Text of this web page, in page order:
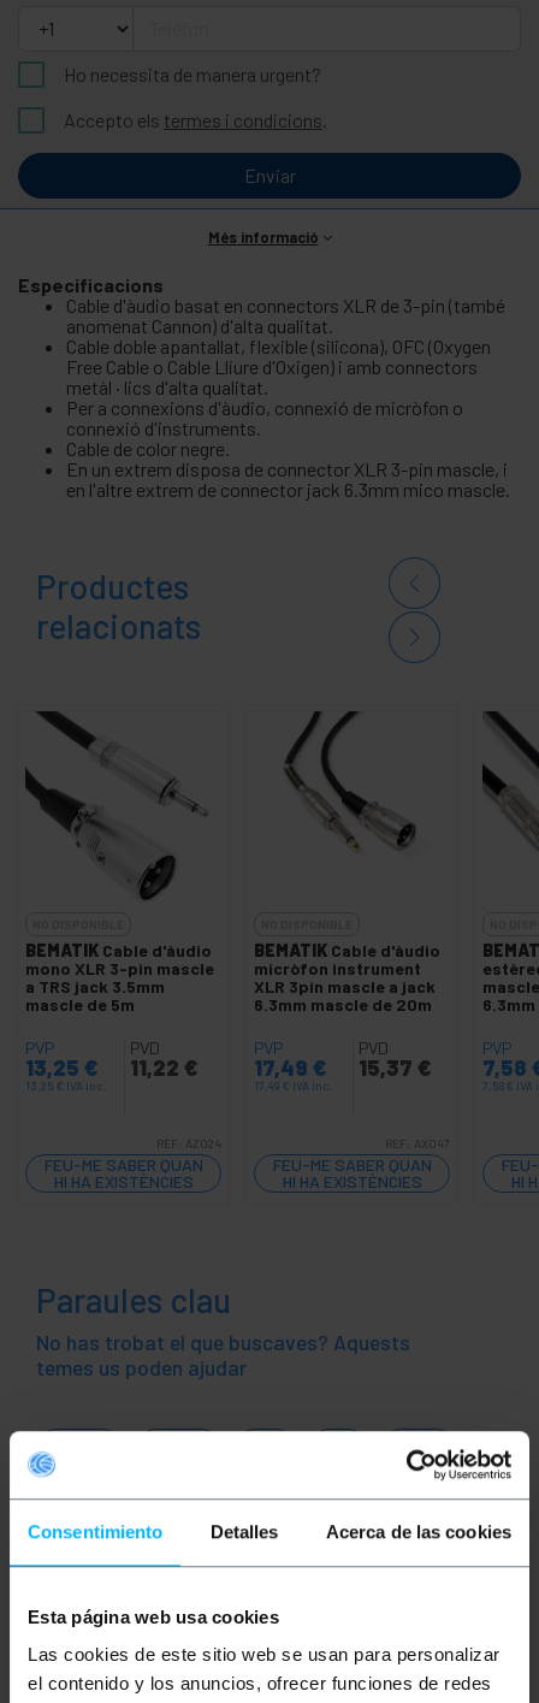
Consentimiento Detalles Acerca de las cookies
Esta página web usa cookies
Las cookies de este sitio web se usan para personalizar
el contenido y los anuncios, ofrecer funciones de redes
Ho necessita de manera urgent?
Accepto els termes i condicions.
Enviar
Més informació
Especificacions
Cable d'àudio basat en connectors XLR de 3-pin (també
anomenat Cannon) d'alta qualitat.
Cable doble apantallat, flexible (silicona), OFC (Oxygen
Free Cable o Cable Lliure d'Oxigen) i amb connectors
metàl · lics d'alta qualitat.
Per a connexions d'àudio, connexió de micròfon o
connexió d'instruments.
Cable de color negre.
En un extrem disposa de connector XLR 3-pin mascle, i
en l'altre extrem de connector jack 6.3mm mico mascle.
Productes
relacionats
BEMATIK Cable d'àudio
mono XLR 3-pin mascle
a TRS jack 3.5mm
mascle de 5m
PVP
13,25 €
13,25 € IVA inc.
PVD
11,22 €
REF: AZ024
FEU-ME SABER QUAN
HI HA EXISTÈNCIES
BEMATIK Cable d'àudio
micròfon instrument
XLR 3pin mascle a jack
6.3mm mascle de 20m
PVP
17,49 €
17,49 € IVA inc.
PVD
15,37 €
REF: AX047
FEU-ME SABER QUAN
HI HA EXISTÈNCIES
PVP
7,58
7,58 € IVA
HI
Paraules clau
No has trobat el que buscaves? Aquests
temes us poden ajudar
RCA
CVBS altaveu DMX DMX 512
control discoteca
fx